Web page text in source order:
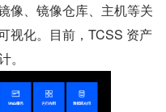
像、镜像仓库、主机等关
视化。目前，TCSS 资产